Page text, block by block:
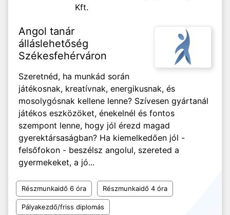
Kft.
Angol tanár
álláslehetőség
Székesfehérváron
Szeretnéd, ha munkád során
játékosnak, kreatívnak, energikusnak, és
mosolygósnak kellene lenne? Szívesen gyártanál
játékos eszközöket, énekelnél és fontos
szempont lenne, hogy jól érezd magad
gyerektársaságban? Ha kiemelkedően jól -
felsőfokon - beszélsz angolul, szereted a
gyermekeket, a jó...
Részmunkaidő 6 óra Részmunkaidő 4 óra
Pályakezdő/friss diplomás